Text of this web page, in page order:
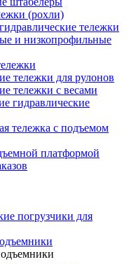
(рохли)
тележки
и низкопрофильные
тележки для рулонов
тележки с весами
гидравлические
тележка с подъемом
платформой
погрузчики для